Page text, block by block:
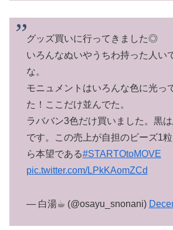
グッズ買いに行ってきました◎
いろんなぬいやうちわ持った人い
な。
モニュメントはいろんな色に光っ
た！ここだけ並んでた。
ラババン3色だけ買いました。黒
です。この売上が自担のビーズ1
ら本望である#STARTOtoMOVE
pic.twitter.com/LPkKAomZCd
— 白湯☕︎ (@osayu_snonani)